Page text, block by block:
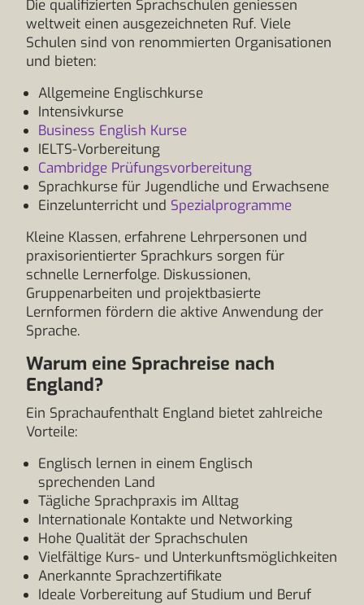
Die qualifizierten Sprachschulen geniessen
weltweit einen ausgezeichneten Ruf. Viele
Schulen sind von renommierten Organisationen
und bieten:
Allgemeine Englischkurse
Intensivkurse
Business English Kurse
IELTS-Vorbereitung
Cambridge Prüfungsvorbereitung
Sprachkurse für Jugendliche und Erwachsene
Einzelunterricht und Spezialprogramme
Kleine Klassen, erfahrene Lehrpersonen und
praxisorientierter Sprachkurs sorgen für
schnelle Lernerfolge. Diskussionen,
Gruppenarbeiten und projektbasierte
Lernformen fördern die aktive Anwendung der
Sprache.
Warum eine Sprachreise nach
England?
Ein Sprachaufenthalt England bietet zahlreiche
Vorteile:
Englisch lernen in einem Englisch
sprechenden Land
Tägliche Sprachpraxis im Alltag
Internationale Kontakte und Networking
Hohe Qualität der Sprachschulen
Vielfältige Kurs- und Unterkunftsmöglichkeiten
Anerkannte Sprachzertifikate
Ideale Vorbereitung auf Studium und Beruf